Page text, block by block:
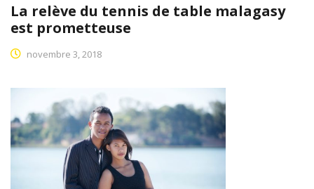
La relève du tennis de table malagasy
est prometteuse
novembre 3, 2018